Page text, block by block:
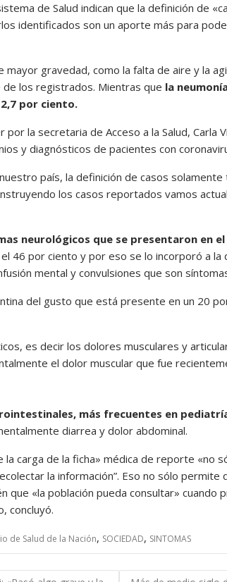
de Salud indican que la definición de
identificados son un aporte más para
gravedad, como la falta de aire y la
los registrados. Mientras que la
por ciento.
la secretaria de Acceso a la Salud, Carla
y diagnósticos de pacientes con
país, la definición de casos
los casos reportados vamos
neurológicos que se presentaron en
46 por ciento y por eso se lo incorporó a la
mental y convulsiones que son
del gusto que está presente en un 20
es decir los dolores musculares y
el dolor muscular que fue
más frecuentes en
diarrea y dolor abdominal.
carga de la ficha» médica de reporte «no
la información”. Eso no sólo
que «la población pueda consultar»
concluyó.
de Salud de la Nación, SOCIEDAD, SINTOMAS